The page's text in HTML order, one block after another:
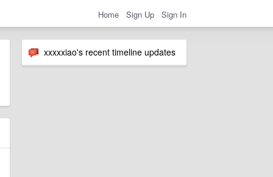
Home Sign Up Sign In
xxxxxiao's recent timeline updates